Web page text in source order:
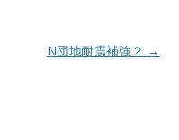
N団地耐震補強２ →